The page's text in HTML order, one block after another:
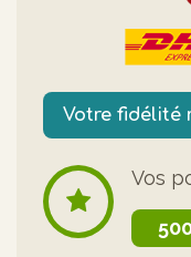
Votre fidélité
Vos